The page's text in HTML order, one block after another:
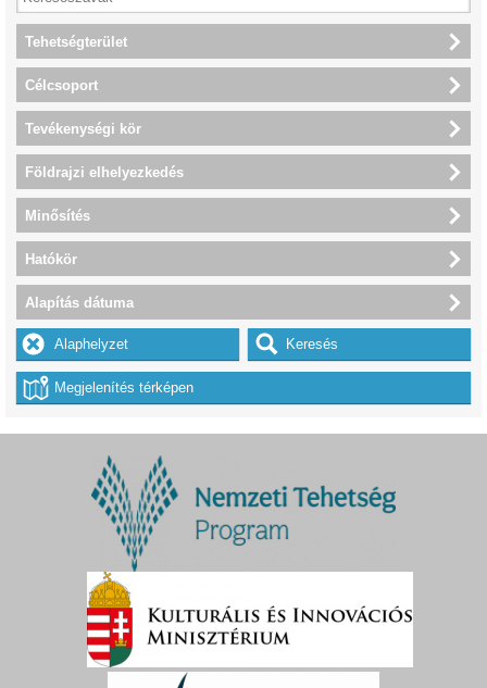
Tehetségterület
Célcsoport
Tevékenységi kör
Földrajzi elhelyezkedés
Minősítés
Hatókör
Alapítás dátuma